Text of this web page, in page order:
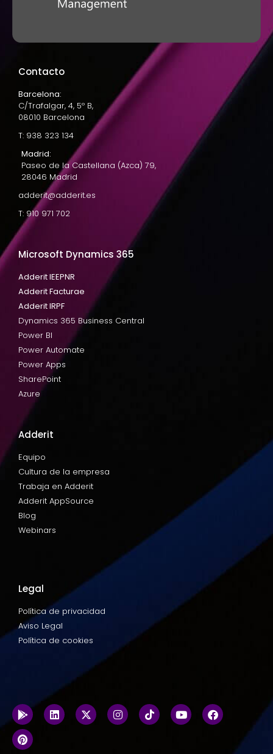
Contacto
Barcelona:
C/Trafalgar, 4, 5º B,
08010 Barcelona
T: 938 323 134
Madrid:
Paseo de la Castellana (Azca) 79,
28046 Madrid
adderit@adderit.es
T: 910 971 702
Microsoft Dynamics 365
Adderit IEEPNR
Adderit Facturae
Adderit IRPF
Dynamics 365 Business Central
Power BI
Power Automate
Power Apps
SharePoint
Azure
Adderit
Equipo
Cultura de la empresa
Trabaja en Adderit
Adderit AppSource
Blog
Webinars
Legal
Política de privacidad
Aviso Legal
Política de cookies